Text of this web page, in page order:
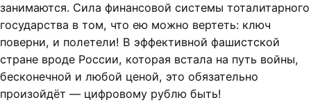
занимаются. Сила финансовой системы тоталитарного
государства в том, что ею можно вертеть: ключ
поверни, и полетели! В эффективной фашистской
стране вроде России, которая встала на путь войны,
бесконечной и любой ценой, это обязательно
произойдёт — цифровому рублю быть!